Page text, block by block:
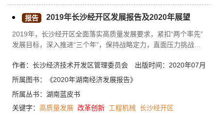
报告 2019年长沙经开区发展报告及2020年展望
2019年，长沙经开区全面落实高质量发展要求，紧扣“两个率先”
发展目标，深入推进“三个年”，保持战略定力，直面压力挑战，
年，园区将深入贯彻新发展理念，全面落实高质量发展要求，紧
扣“两个率先”发展目标，突出抓好“两主一特”、四条产业链、“四
商事主体培育、“入规升高上市扩面”、营商环境优化等重点工
作，推动高质量发展迈上新台阶。
出版时间：2020年07月
作者：长沙经济技术开发区管理委员会
所属图书：
《2020年湖南经济发展报告》
所属丛书： 湖南蓝皮书
关键字： 高质量发展 改革创新 工程机械 长沙经开区